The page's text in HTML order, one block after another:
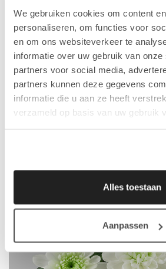
We gebruiken cookies om content
personaliseren, om functies voor
en om ons websiteverkeer te
informatie over uw gebruik van onze
partners voor social media,
partners kunnen deze gegevens
informatie die u aan ze heeft
verzameld op basis van uw gebruik
Alles toestaan
Aanpassen
Verkrijgbaar
Hele seizoen
FAVORIET